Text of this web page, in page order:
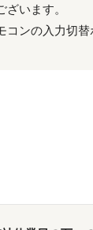
います。
ンの入力切